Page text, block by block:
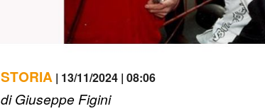
STORIA | 13/11/2024 | 08:06
di Giuseppe Figini